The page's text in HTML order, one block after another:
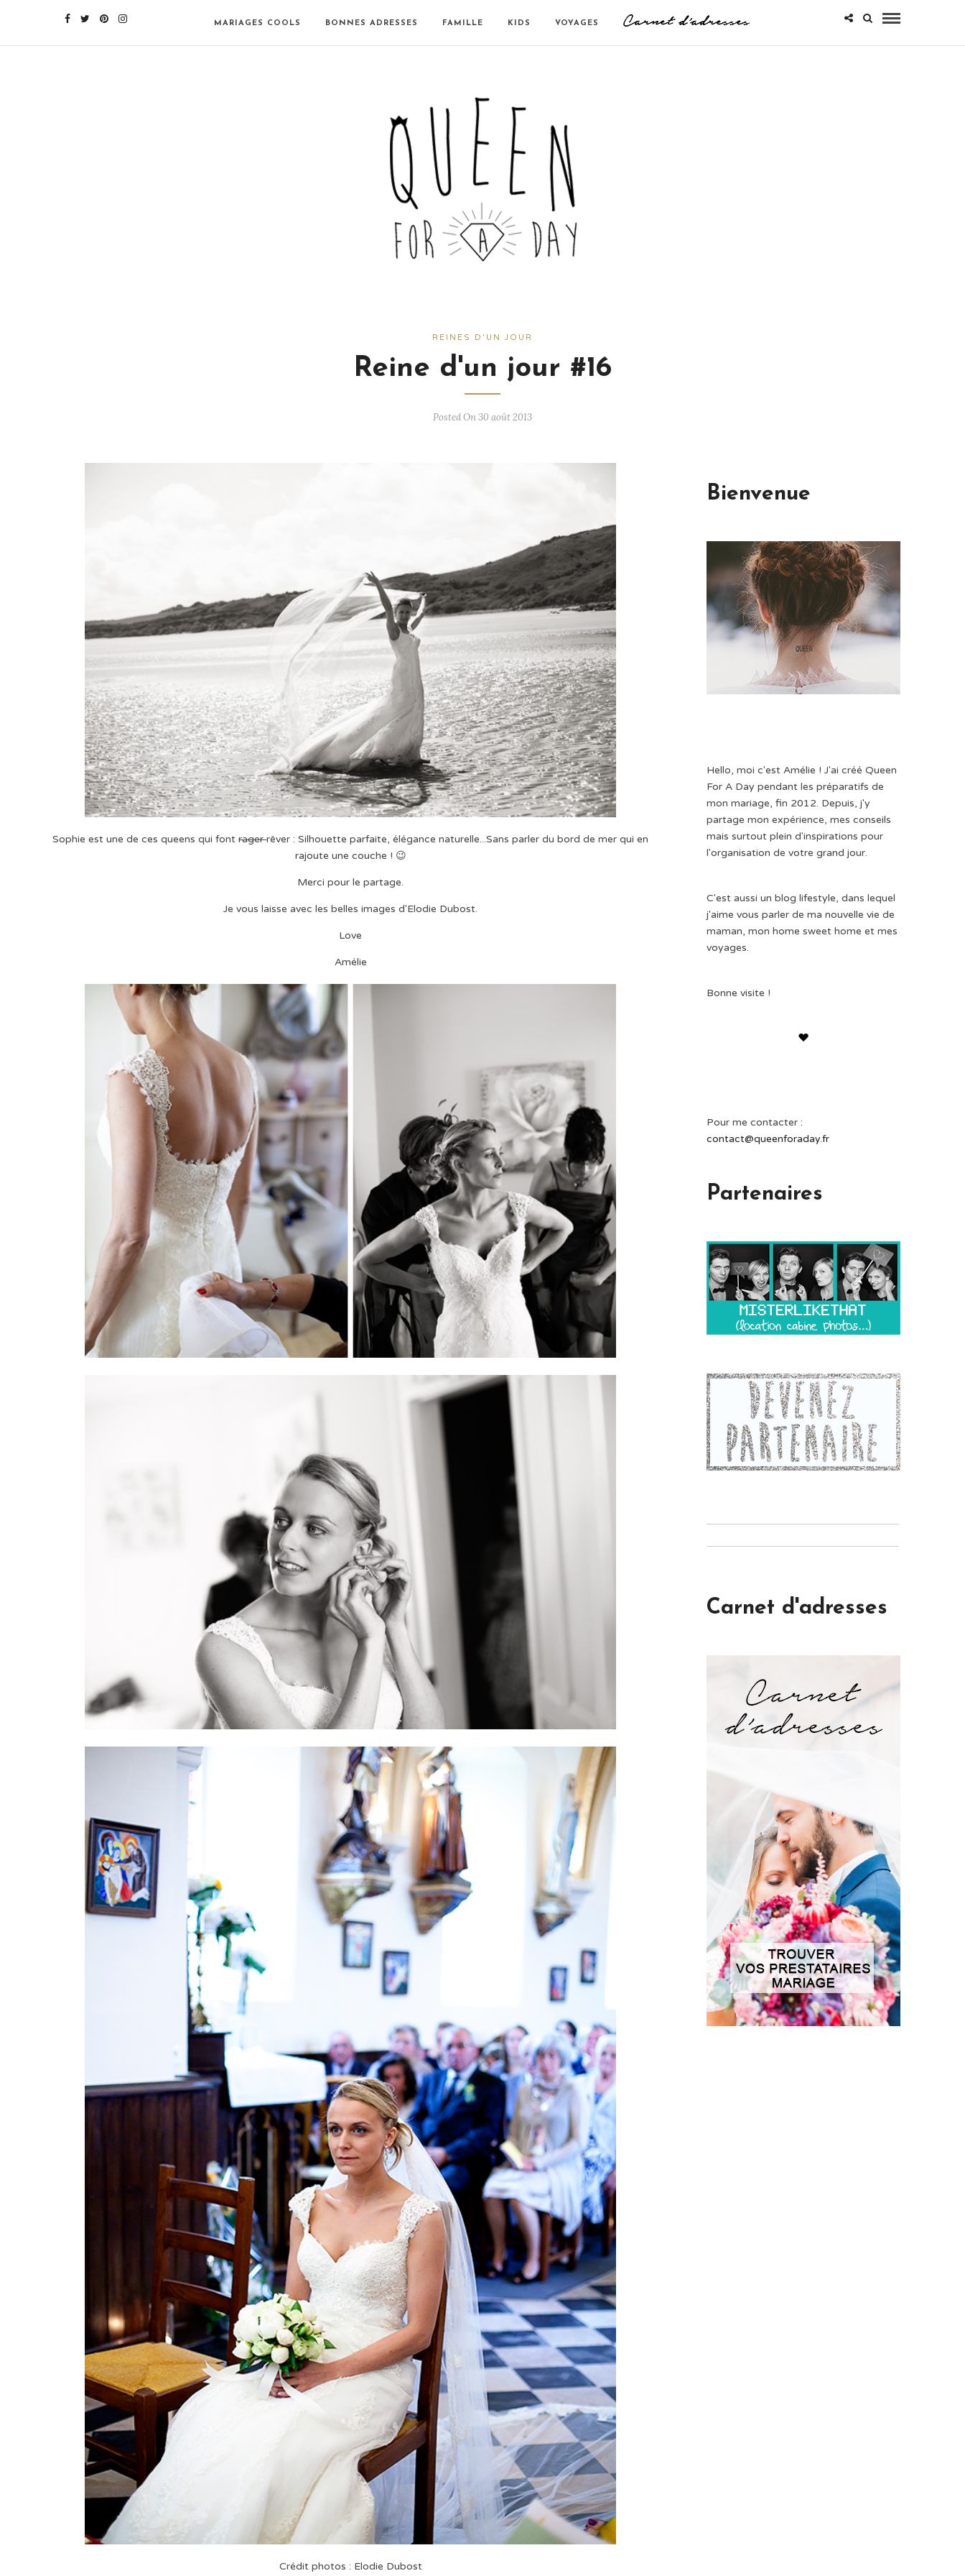
MARIAGES COOLS BONNES ADRESSES FAMILLE KIDS VOYAGES
REINES D'UN JOUR
Reine d'un jour #16
Posted On 30 août 2013
Sophie est une de ces queens qui fontragerrêver : Silhouette parfaite, élégance naturelle...Sans parler du bord de mer qui en
rajoute une couche ! 😉
Merci pour le partage.
Je vous laisse avec les belles images d'Elodie Dubost.
Love
Amélie
Crédit photos : Elodie Dubost
Bienvenue
Hello, moi c'est Amélie ! J'ai créé Queen
For A Day pendant les préparatifs de
mon mariage, fin 2012. Depuis, j'y
partage mon expérience, mes conseils
mais surtout plein d'inspirations pour
l'organisation de votre grand jour.
C'est aussi un blog lifestyle, dans lequel
j'aime vous parler de ma nouvelle vie de
maman, mon home sweet home et mes
voyages.
Bonne visite !
Pour me contacter :
contact@queenforaday.fr
Partenaires
Carnet d'adresses